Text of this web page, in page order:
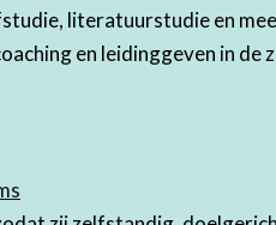
literatuurstudie en
en leidinggeven in de